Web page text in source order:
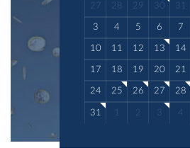
27 28 29 30 31
3 4 5 6 7
10 11 12 13 14
17 18 19 20 21
24 25 26 27 28
31 1 2 3 4